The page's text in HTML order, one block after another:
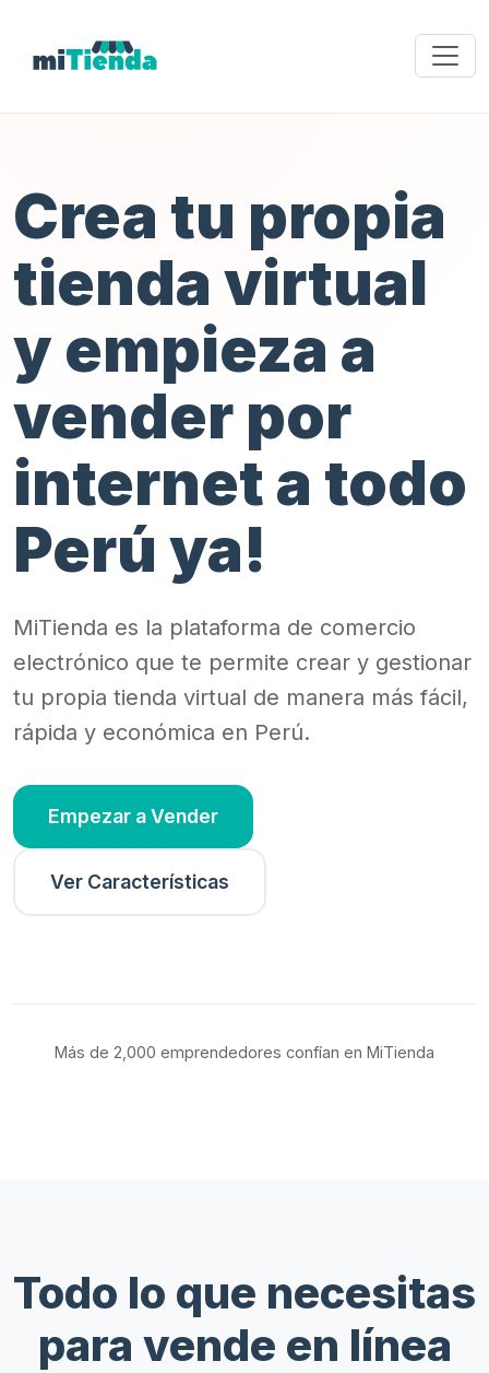
Crea tu propia
tienda virtual
y empieza a
vender por
internet a todo
Perú ya!
MiTienda es la plataforma de comercio
electrónico que te permite crear y gestionar
tu propia tienda virtual de manera más fácil,
rápida y económica en Perú.
Empezar a Vender
Ver Características
Más de 2,000 emprendedores confían en MiTienda
Todo lo que necesitas
para vende en línea